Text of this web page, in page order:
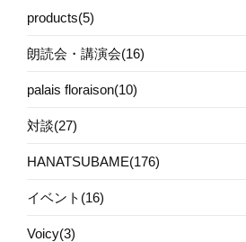
products(5)
朗読会・講演会(16)
palais floraison(10)
対談(27)
HANATSUBAME(176)
イベント(16)
Voicy(3)